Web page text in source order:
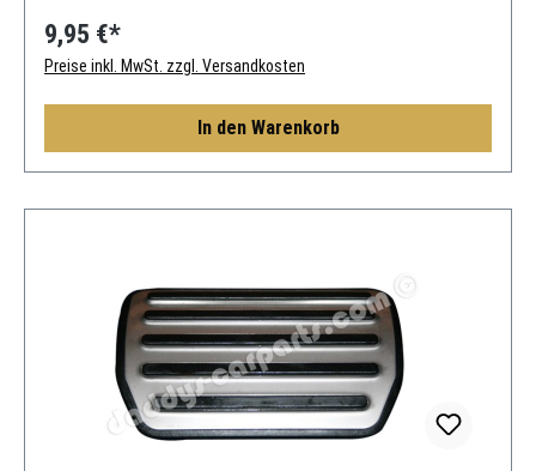
9,95 €*
Preise inkl. MwSt. zzgl. Versandkosten
In den Warenkorb